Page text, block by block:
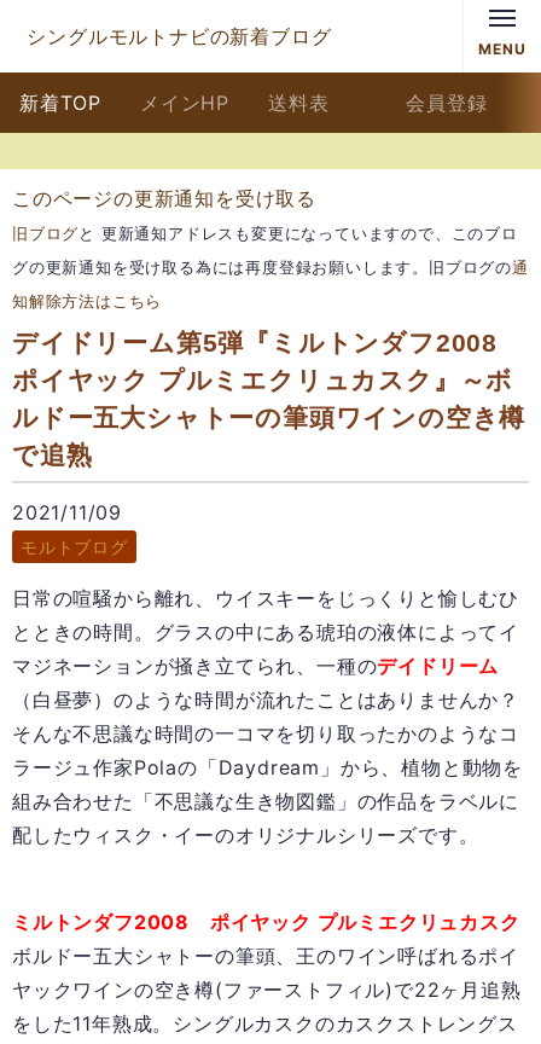
シングルモルトナビの新着ブログ
MENU
新着TOP メインHP 送料表 会員登録
このページの更新通知を受け取る
旧ブログと 更新通知アドレスも変更になっていますので、このブロ
グの更新通知を受け取る為には再度登録お願いします。旧ブログの通
知解除方法はこちら
デイドリーム第5弾『ミルトンダフ2008
ポイヤック プルミエクリュカスク』～ボ
ルドー五大シャトーの筆頭ワインの空き樽
で追熟
2021/11/09
モルトブログ
日常の喧騒から離れ、ウイスキーをじっくりと愉しむひ
とときの時間。グラスの中にある琥珀の液体によってイ
マジネーションが掻き立てられ、一種のデイドリーム
（白昼夢）のような時間が流れたことはありませんか？
そんな不思議な時間の一コマを切り取ったかのようなコ
ラージュ作家Polaの「Daydream」から、植物と動物を
組み合わせた「不思議な生き物図鑑」の作品をラベルに
配したウィスク・イーのオリジナルシリーズです。
ミルトンダフ2008 ポイヤック プルミエクリュカスク
ボルドー五大シャトーの筆頭、王のワイン呼ばれるポイ
ヤックワインの空き樽(ファーストフィル)で22ヶ月追熟
をした11年熟成。シングルカスクのカスクストレングス